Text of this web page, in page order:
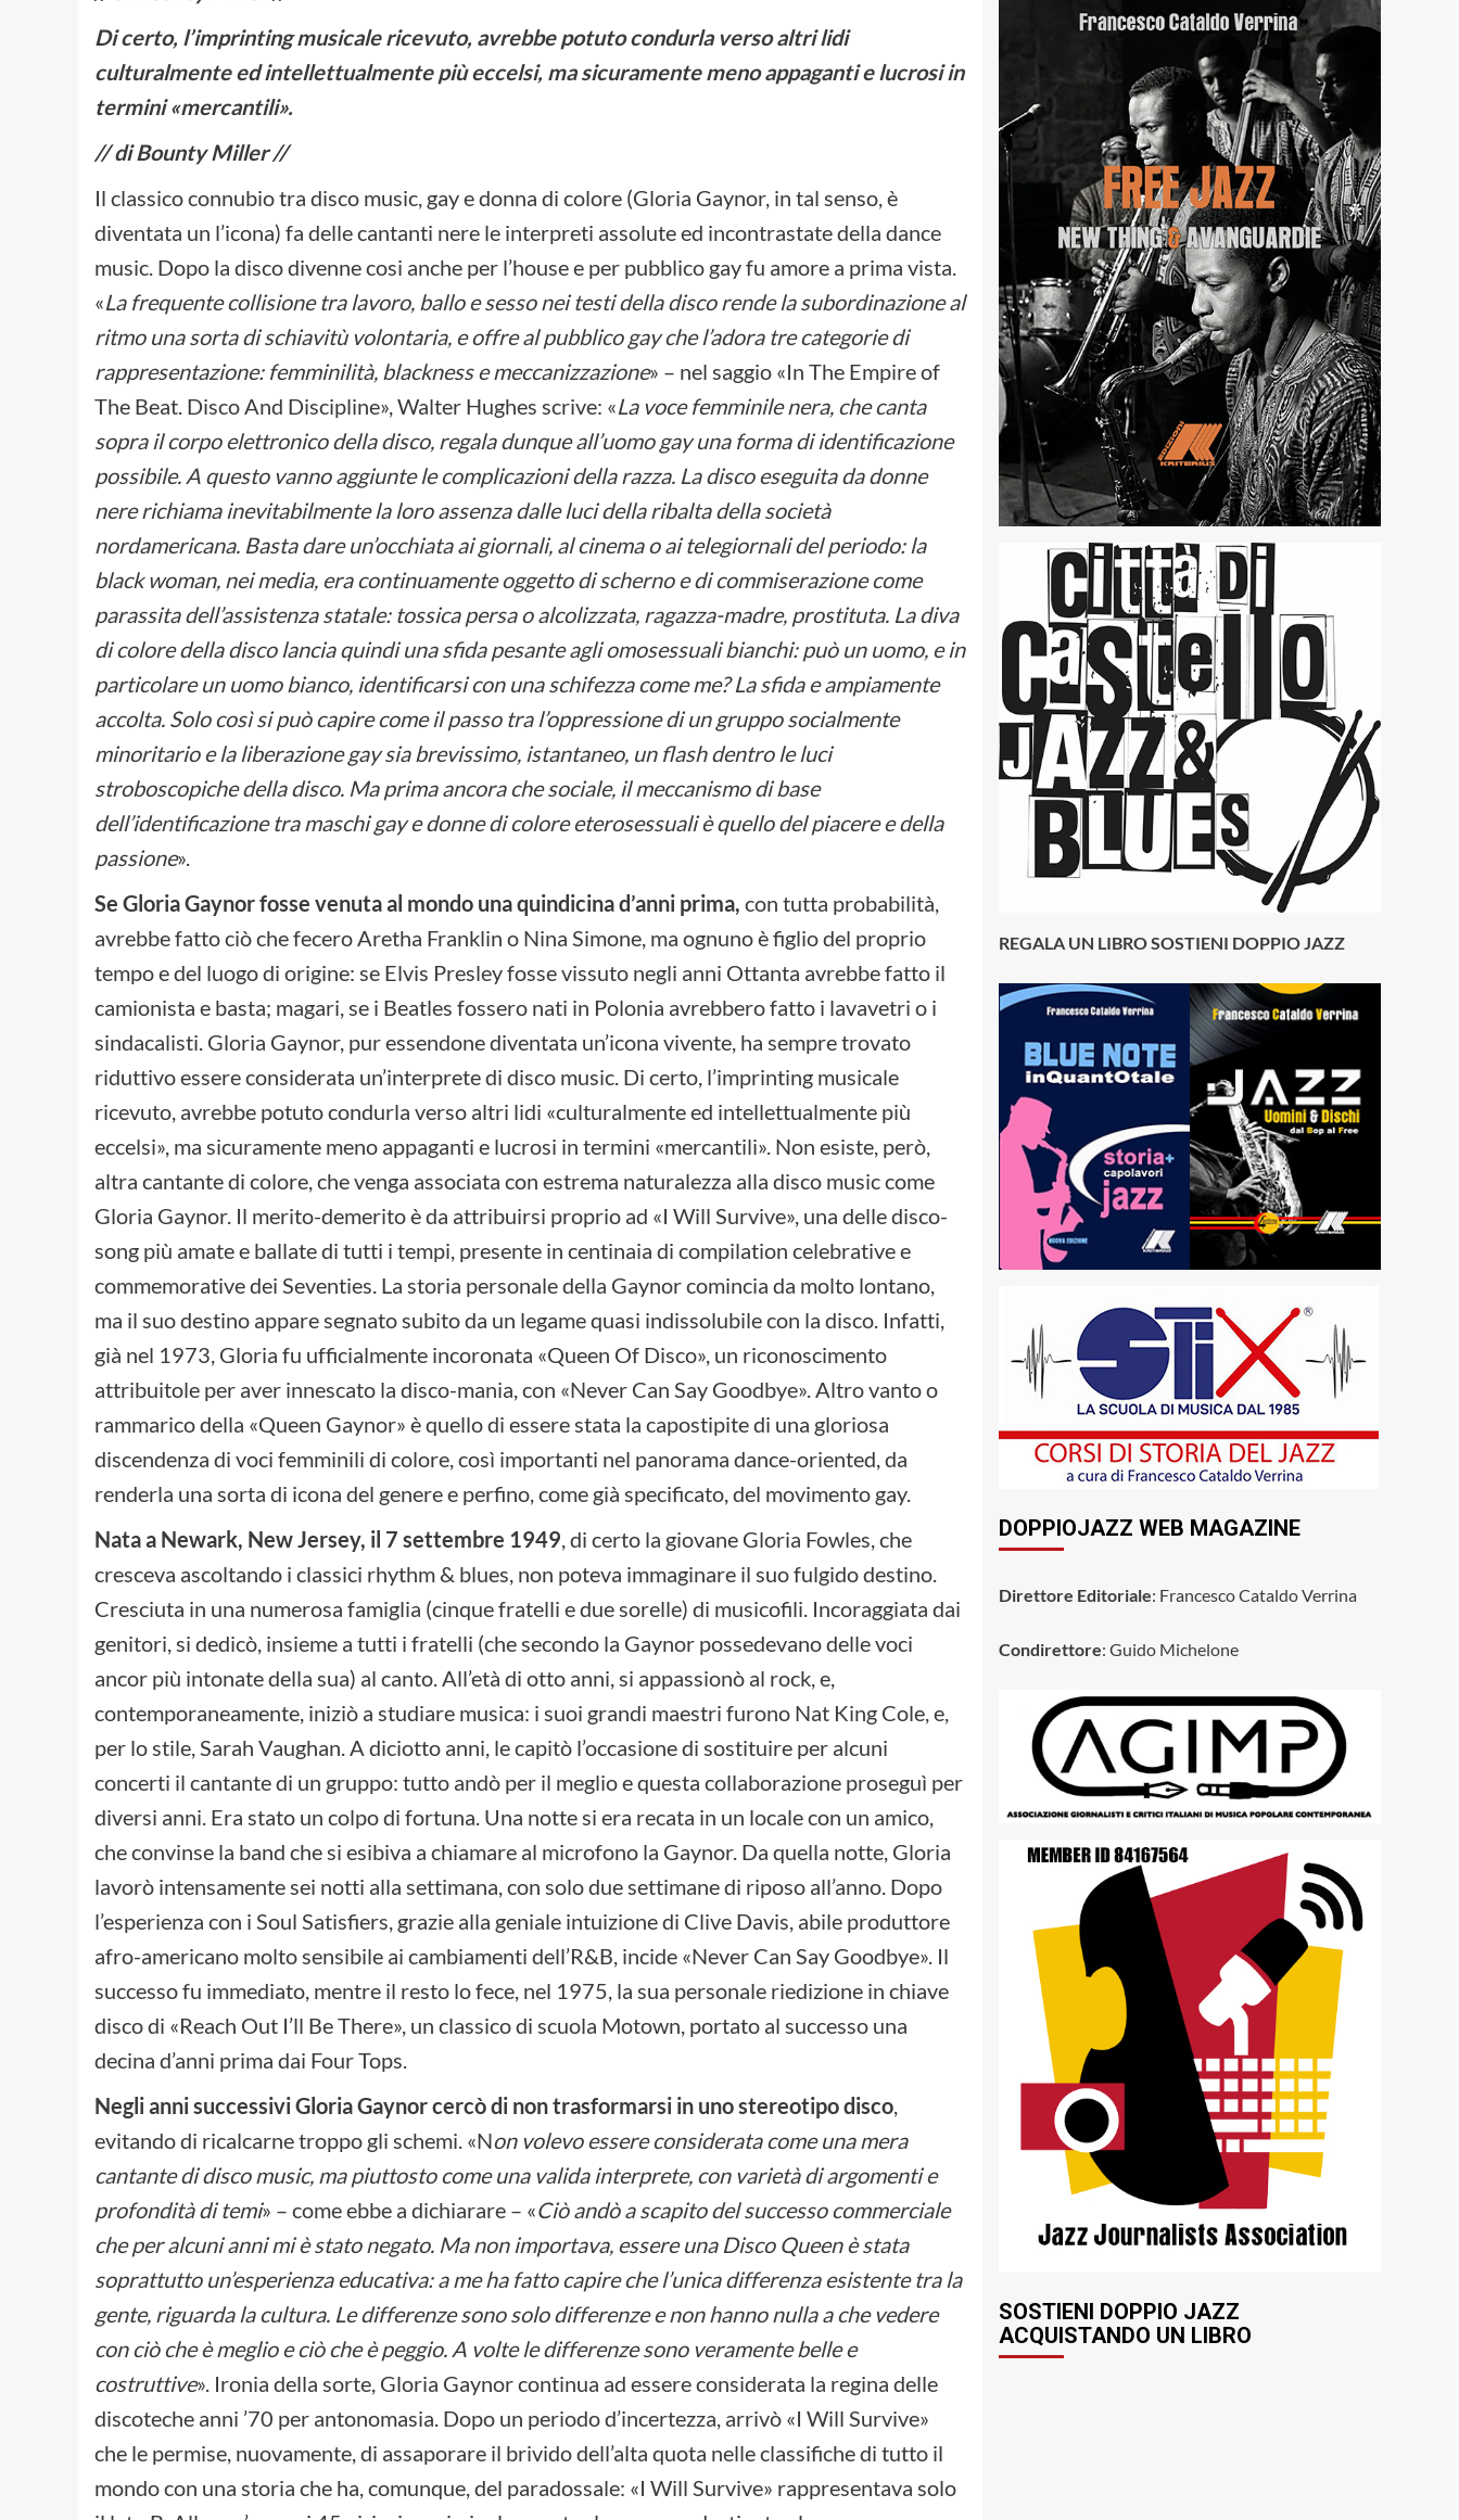
Di certo, l’imprinting musicale ricevuto, avrebbe potuto condurla verso altri lidi
culturalmente ed intellettualmente più eccelsi, ma sicuramente meno appaganti e lucrosi in
termini «mercantili».
// di Bounty Miller //
Il classico connubio tra disco music, gay e donna di colore (Gloria Gaynor, in tal senso, è
diventata un l’icona) fa delle cantanti nere le interpreti assolute ed incontrastate della dance
music. Dopo la disco divenne cosi anche per l’house e per pubblico gay fu amore a prima vista.
«La frequente collisione tra lavoro, ballo e sesso nei testi della disco rende la subordinazione al
ritmo una sorta di schiavitù volontaria, e offre al pubblico gay che l’adora tre categorie di
rappresentazione: femminilità, blackness e meccanizzazione» – nel saggio «In The Empire of
The Beat. Disco And Discipline», Walter Hughes scrive: «La voce femminile nera, che canta
sopra il corpo elettronico della disco, regala dunque all’uomo gay una forma di identificazione
possibile. A questo vanno aggiunte le complicazioni della razza. La disco eseguita da donne
nere richiama inevitabilmente la loro assenza dalle luci della ribalta della società
nordamericana. Basta dare un’occhiata ai giornali, al cinema o ai telegiornali del periodo: la
black woman, nei media, era continuamente oggetto di scherno e di commiserazione come
parassita dell’assistenza statale: tossica persa o alcolizzata, ragazza-madre, prostituta. La diva
di colore della disco lancia quindi una sfida pesante agli omosessuali bianchi: può un uomo, e in
particolare un uomo bianco, identificarsi con una schifezza come me? La sfida e ampiamente
accolta. Solo così si può capire come il passo tra l’oppressione di un gruppo socialmente
minoritario e la liberazione gay sia brevissimo, istantaneo, un flash dentro le luci
stroboscopiche della disco. Ma prima ancora che sociale, il meccanismo di base
dell’identificazione tra maschi gay e donne di colore eterosessuali è quello del piacere e della
passione».
Se Gloria Gaynor fosse venuta al mondo una quindicina d’anni prima, con tutta probabilità,
avrebbe fatto ciò che fecero Aretha Franklin o Nina Simone, ma ognuno è figlio del proprio
tempo e del luogo di origine: se Elvis Presley fosse vissuto negli anni Ottanta avrebbe fatto il
camionista e basta; magari, se i Beatles fossero nati in Polonia avrebbero fatto i lavavetri o i
sindacalisti. Gloria Gaynor, pur essendone diventata un’icona vivente, ha sempre trovato
riduttivo essere considerata un’interprete di disco music. Di certo, l’imprinting musicale
ricevuto, avrebbe potuto condurla verso altri lidi «culturalmente ed intellettualmente più
eccelsi», ma sicuramente meno appaganti e lucrosi in termini «mercantili». Non esiste, però,
altra cantante di colore, che venga associata con estrema naturalezza alla disco music come
Gloria Gaynor. Il merito-demerito è da attribuirsi proprio ad «I Will Survive», una delle disco-
song più amate e ballate di tutti i tempi, presente in centinaia di compilation celebrative e
commemorative dei Seventies. La storia personale della Gaynor comincia da molto lontano,
ma il suo destino appare segnato subito da un legame quasi indissolubile con la disco. Infatti,
già nel 1973, Gloria fu ufficialmente incoronata «Queen Of Disco», un riconoscimento
attribuitole per aver innescato la disco-mania, con «Never Can Say Goodbye». Altro vanto o
rammarico della «Queen Gaynor» è quello di essere stata la capostipite di una gloriosa
discendenza di voci femminili di colore, così importanti nel panorama dance-oriented, da
renderla una sorta di icona del genere e perfino, come già specificato, del movimento gay.
Nata a Newark, New Jersey, il 7 settembre 1949, di certo la giovane Gloria Fowles, che
cresceva ascoltando i classici rhythm & blues, non poteva immaginare il suo fulgido destino.
Cresciuta in una numerosa famiglia (cinque fratelli e due sorelle) di musicofili. Incoraggiata dai
genitori, si dedicò, insieme a tutti i fratelli (che secondo la Gaynor possedevano delle voci
ancor più intonate della sua) al canto. All’età di otto anni, si appassionò al rock, e,
contemporaneamente, iniziò a studiare musica: i suoi grandi maestri furono Nat King Cole, e,
per lo stile, Sarah Vaughan. A diciotto anni, le capitò l’occasione di sostituire per alcuni
concerti il cantante di un gruppo: tutto andò per il meglio e questa collaborazione proseguì per
diversi anni. Era stato un colpo di fortuna. Una notte si era recata in un locale con un amico,
che convinse la band che si esibiva a chiamare al microfono la Gaynor. Da quella notte, Gloria
lavorò intensamente sei notti alla settimana, con solo due settimane di riposo all’anno. Dopo
l’esperienza con i Soul Satisfiers, grazie alla geniale intuizione di Clive Davis, abile produttore
afro-americano molto sensibile ai cambiamenti dell’R&B, incide «Never Can Say Goodbye». Il
successo fu immediato, mentre il resto lo fece, nel 1975, la sua personale riedizione in chiave
disco di «Reach Out I’ll Be There», un classico di scuola Motown, portato al successo una
decina d’anni prima dai Four Tops.
Negli anni successivi Gloria Gaynor cercò di non trasformarsi in uno stereotipo disco,
evitando di ricalcarne troppo gli schemi. «Non volevo essere considerata come una mera
cantante di disco music, ma piuttosto come una valida interprete, con varietà di argomenti e
profondità di temi» – come ebbe a dichiarare – «Ciò andò a scapito del successo commerciale
che per alcuni anni mi è stato negato. Ma non importava, essere una Disco Queen è stata
soprattutto un’esperienza educativa: a me ha fatto capire che l’unica differenza esistente tra la
gente, riguarda la cultura. Le differenze sono solo differenze e non hanno nulla a che vedere
con ciò che è meglio e ciò che è peggio. A volte le differenze sono veramente belle e
costruttive». Ironia della sorte, Gloria Gaynor continua ad essere considerata la regina delle
discoteche anni ’70 per antonomasia. Dopo un periodo d’incertezza, arrivò «I Will Survive»
che le permise, nuovamente, di assaporare il brivido dell’alta quota nelle classifiche di tutto il
mondo con una storia che ha, comunque, del paradossale: «I Will Survive» rappresentava solo
REGALA UN LIBRO SOSTIENI DOPPIO JAZZ
DOPPIOJAZZ WEB MAGAZINE
Direttore Editoriale: Francesco Cataldo Verrina
Condirettore: Guido Michelone
SOSTIENI DOPPIO JAZZ
ACQUISTANDO UN LIBRO